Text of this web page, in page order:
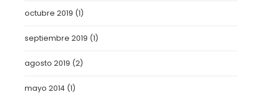
octubre 2019 (1)
septiembre 2019 (1)
agosto 2019 (2)
mayo 2014 (1)